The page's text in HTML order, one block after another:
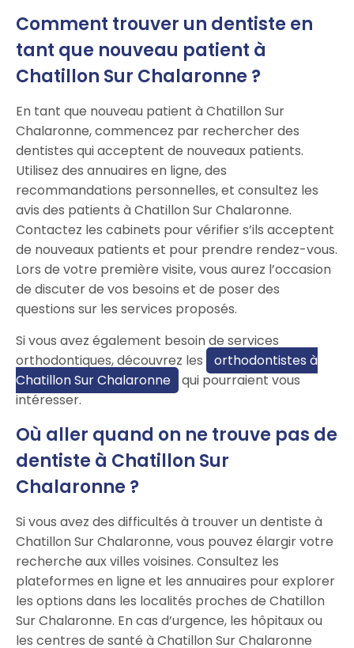
Comment trouver un dentiste en
tant que nouveau patient à
Chatillon Sur Chalaronne ?
En tant que nouveau patient à Chatillon Sur
Chalaronne, commencez par rechercher des
dentistes qui acceptent de nouveaux patients.
Utilisez des annuaires en ligne, des
recommandations personnelles, et consultez les
avis des patients à Chatillon Sur Chalaronne.
Contactez les cabinets pour vérifier s’ils acceptent
de nouveaux patients et pour prendre rendez-vous.
Lors de votre première visite, vous aurez l’occasion
de discuter de vos besoins et de poser des
questions sur les services proposés.
Si vous avez également besoin de services
orthodontiques, découvrez les
orthodontistes à
Chatillon Sur Chalaronne
qui pourraient vous
intéresser.
Où aller quand on ne trouve pas de
dentiste à Chatillon Sur
Chalaronne ?
Si vous avez des difficultés à trouver un dentiste à
Chatillon Sur Chalaronne, vous pouvez élargir votre
recherche aux villes voisines. Consultez les
plateformes en ligne et les annuaires pour explorer
les options dans les localités proches de Chatillon
Sur Chalaronne. En cas d’urgence, les hôpitaux ou
les centres de santé à Chatillon Sur Chalaronne